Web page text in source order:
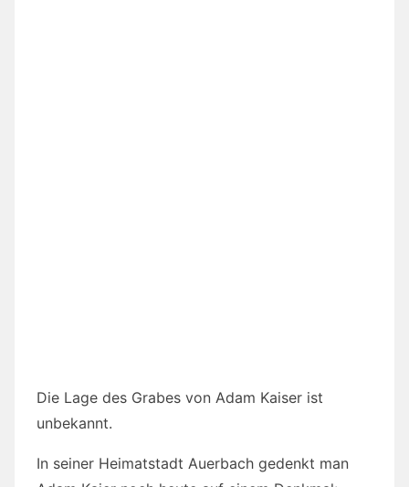
Die Lage des Grabes von Adam Kaiser ist
unbekannt.
In seiner Heimatstadt Auerbach gedenkt man